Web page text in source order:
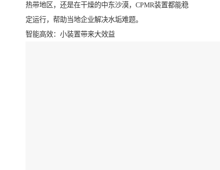
热带地区，还是在干燥的中东沙漠，CPMR装置都能稳
定运行，帮助当地企业解决水垢难题。
智能高效：小装置带来大效益